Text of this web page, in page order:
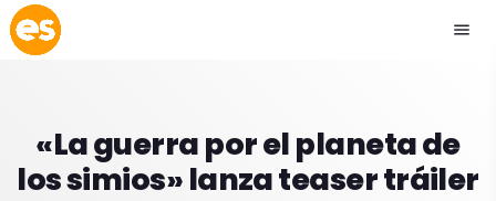
menu
play_arrow EMISIÓN LA PAZ
«La guerra por el planeta de
los simios» lanza teaser tráiler